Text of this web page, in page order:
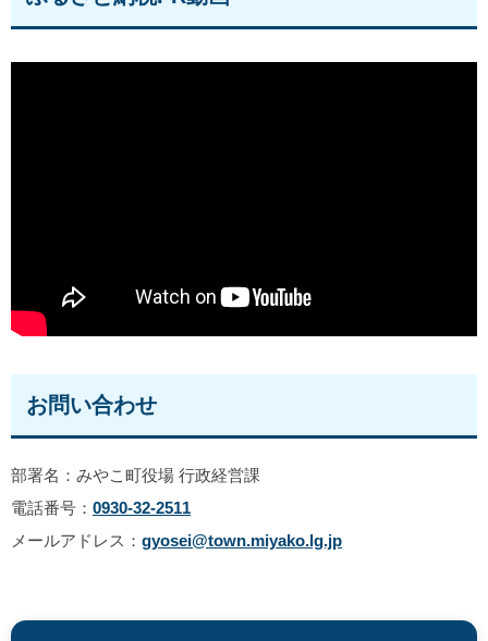
お問い合わせ
部署名：みやこ町役場 行政経営課
電話番号： 0930-32-2511
メールアドレス： gyosei@town.miyako.lg.jp